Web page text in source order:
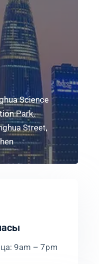
Science
Park,
Street,
9am – 7pm